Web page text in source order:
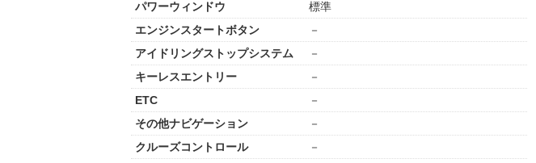
パワーウィンドウ
標準
エンジンスタートボタン
－
アイドリングストップシステム
－
キーレスエントリー
－
ETC
－
その他ナビゲーション
－
クルーズコントロール
－